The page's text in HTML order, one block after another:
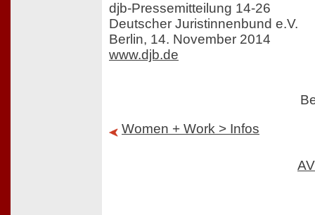
djb-Pressemitteilung 14-26
Deutscher Juristinnenbund e.V.
Berlin, 14. November 2014
www.djb.de
Women + Work > Infos